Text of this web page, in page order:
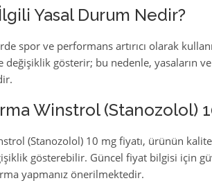
Yasal Durum Nedir?
spor ve performans artırıcı olarak
gösterir; bu nedenle, yasaların
Winstrol (Stanozolol)
(Stanozolol) 10 mg fiyatı, ürünün
gösterebilir. Güncel fiyat bilgisi için
yapmanız önerilmektedir.